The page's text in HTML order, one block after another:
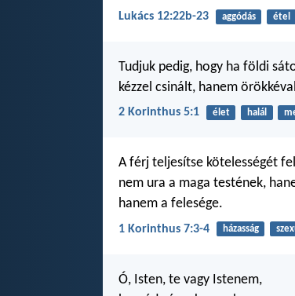
Lukács 12:22b-23 aggódás étel
Tudjuk pedig, hogy ha földi
kézzel csinált, hanem
2 Korinthus 5:1 élet halál
A férj teljesítse kötelességét
nem ura a maga testének,
hanem a felesége.
1 Korinthus 7:3-4 házasság
Ó, Isten, te vagy Istenem,